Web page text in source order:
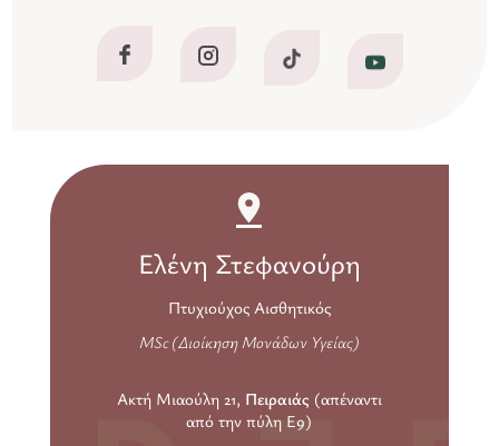
Ελένη Στεφανούρη
Πτυχιούχος Αισθητικός
MSc (Διοίκηση Μονάδων Υγείας)
Ακτή Μιαούλη 21, Πειραιάς (απέναντι
από την πύλη Ε9)